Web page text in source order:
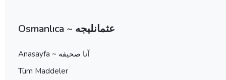
Osmanlıca ~ عثمانليجه
Anasayfa ~ آنا صحيفه
Tüm Maddeler